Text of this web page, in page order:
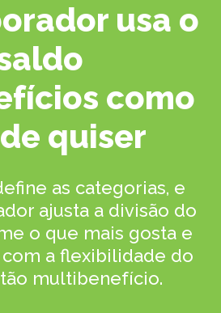
usa o
como
quiser
as categorias, e
ajusta a divisão do
o que mais gosta e
a flexibilidade do
multibenefício.